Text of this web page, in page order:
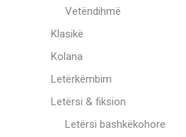
Vetëndihmë
Klasikë
Kolana
Letërkëmbim
Letërsi & fiksion
Letërsi bashkëkohore